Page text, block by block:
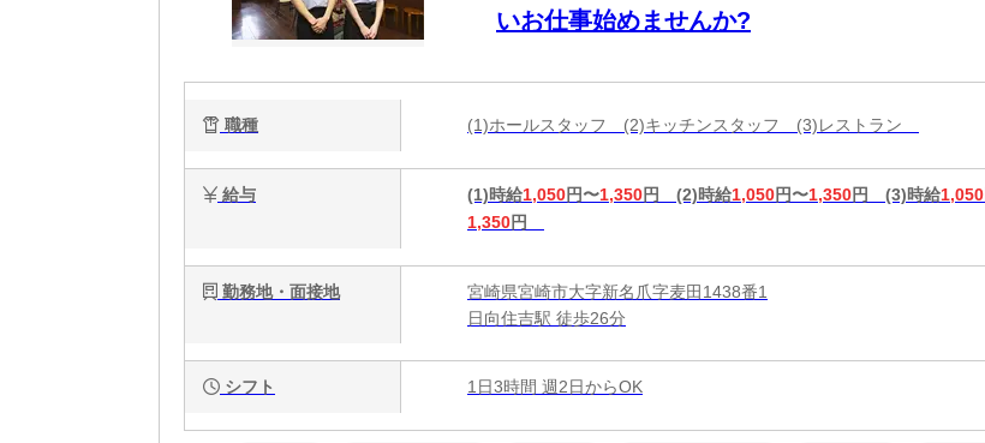
いお仕事始めませんか?
職種 (1)ホールスタッフ (2)キッチンスタッフ (3)レストラン
給与 (1)時給1,050円〜1,350円 (2)時給1,050円〜1,350円 (3)時給1,050
1,350円
勤務地・面接地
宮崎県宮崎市大字新名爪字麦田1438番1
日向住吉駅 徒歩26分
シフト 1日3時間 週2日からOK